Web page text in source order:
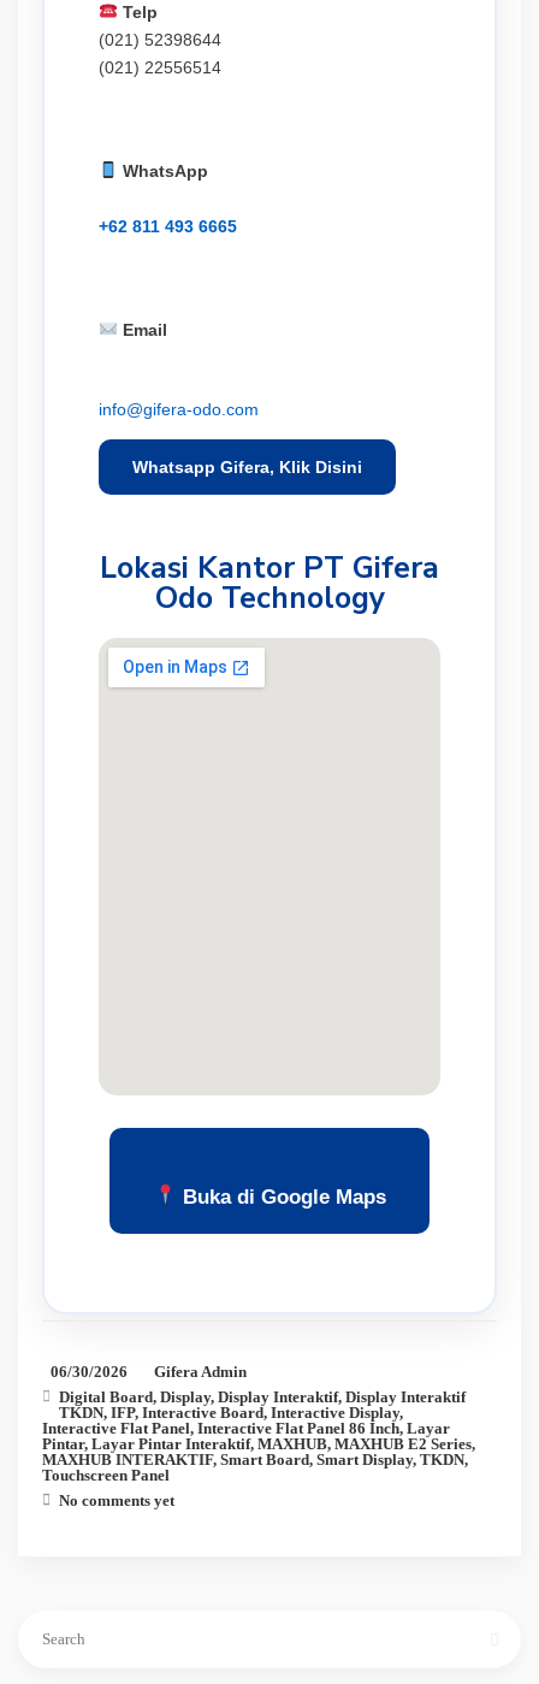
Telp
(021) 52398644
(021) 22556514
WhatsApp
+62 811 493 6665
Email
info@gifera-odo.com
Whatsapp Gifera, Klik Disini
Lokasi Kantor PT Gifera
Odo Technology
Buka di Google Maps
06/30/2026
Gifera Admin
Digital Board, Display, Display Interaktif, Display Interaktif
TKDN, IFP, Interactive Board, Interactive Display,
Interactive Flat Panel, Interactive Flat Panel 86 Inch, Layar
Pintar, Layar Pintar Interaktif, MAXHUB, MAXHUB E2 Series,
MAXHUB INTERAKTIF, Smart Board, Smart Display, TKDN,
Touchscreen Panel
No comments yet